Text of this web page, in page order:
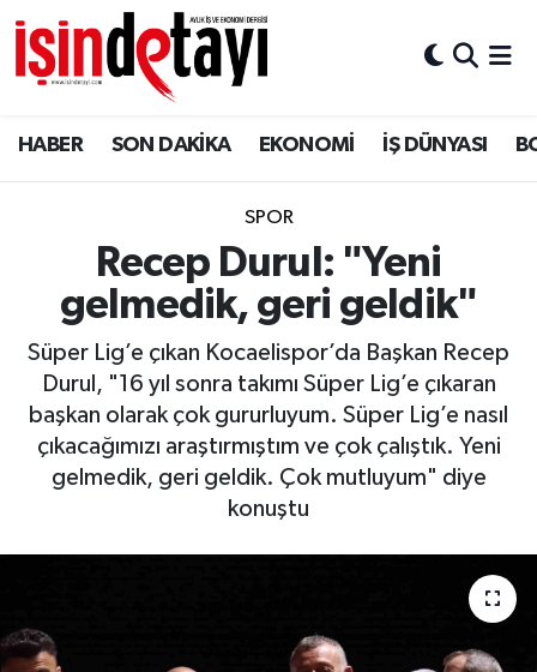
HABER SON DAKİKA EKONOMİ İŞ DÜNYASI
SPOR
Recep Durul: "Yeni
gelmedik, geri geldik"
Süper Lig’e çıkan Kocaelispor’da Başkan Recep
Durul, "16 yıl sonra takımı Süper Lig’e çıkaran
başkan olarak çok gururluyum. Süper Lig’e nasıl
çıkacağımızı araştırmıştım ve çok çalıştık. Yeni
gelmedik, geri geldik. Çok mutluyum" diye
konuştu
DÜNYA
Eğitim
ENERJİ HABERİ
HABER
LOJİSTİK
Nöbetçi Eczaneler
Hava Durumu
İstanbul Namaz Vakitleri
Trafik Durumu
Tüm Manşetler
Son Dakika Haberleri